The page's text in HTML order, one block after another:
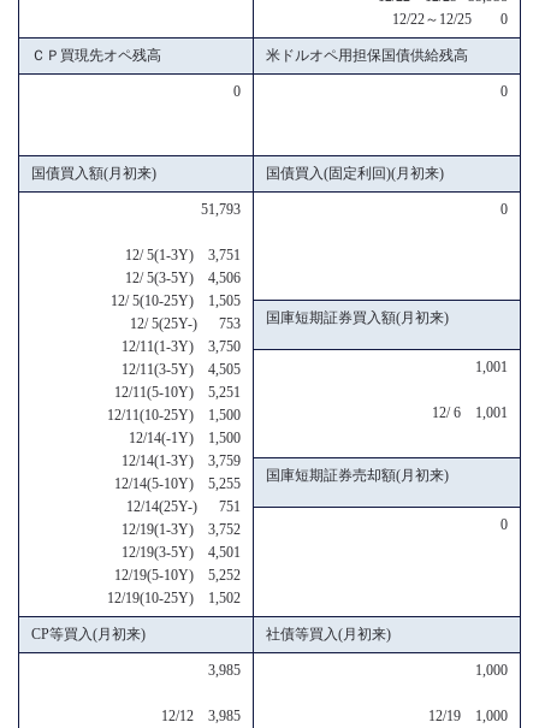
12/22～12/25 0
ＣＰ買現先オペ残高 米ドルオペ用担保国債供給残高
0 0
国債買入額(月初来) 国債買入(固定利回)(月初来)
51,793
12/ 5(1-3Y) 3,751
12/ 5(3-5Y) 4,506
12/ 5(10-25Y) 1,505
12/ 5(25Y-) 753
12/11(1-3Y) 3,750
12/11(3-5Y) 4,505
12/11(5-10Y) 5,251
12/11(10-25Y) 1,500
12/14(-1Y) 1,500
12/14(1-3Y) 3,759
12/14(5-10Y) 5,255
12/14(25Y-) 751
12/19(1-3Y) 3,752
12/19(3-5Y) 4,501
12/19(5-10Y) 5,252
12/19(10-25Y) 1,502
0
国庫短期証券買入額(月初来)
1,001
12/ 6 1,001
国庫短期証券売却額(月初来)
0
CP等買入(月初来) 社債等買入(月初来)
3,985
12/12 3,985
1,000
12/19 1,000